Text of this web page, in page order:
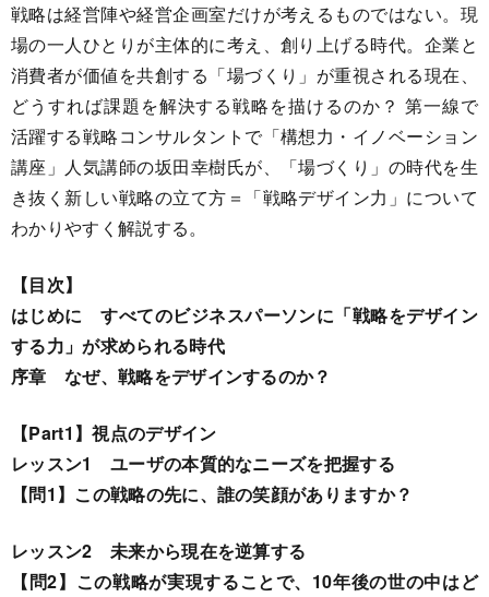
戦略は経営陣や経営企画室だけが考えるものではない。現
場の一人ひとりが主体的に考え、創り上げる時代。企業と
消費者が価値を共創する「場づくり」が重視される現在、
どうすれば課題を解決する戦略を描けるのか？ 第一線で
活躍する戦略コンサルタントで「構想力・イノベーション
講座」人気講師の坂田幸樹氏が、「場づくり」の時代を生
き抜く新しい戦略の立て方＝「戦略デザイン力」について
わかりやすく解説する。
【目次】
はじめに すべてのビジネスパーソンに「戦略をデザイン
する力」が求められる時代
序章 なぜ、戦略をデザインするのか？
【Part1】視点のデザイン
レッスン1 ユーザの本質的なニーズを把握する
【問1】この戦略の先に、誰の笑顔がありますか？
レッスン2 未来から現在を逆算する
【問2】この戦略が実現することで、10年後の世の中はど